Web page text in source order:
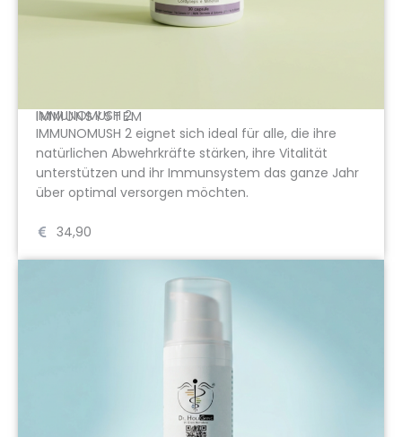
IMMUNSYSTEM
IMMUNOMUSH 2
IMMUNOMUSH 2 eignet sich ideal für alle, die ihre
natürlichen Abwehrkräfte stärken, ihre Vitalität
unterstützen und ihr Immunsystem das ganze Jahr
über optimal versorgen möchten.
34,90